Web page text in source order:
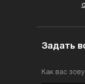
Как вас
Задать